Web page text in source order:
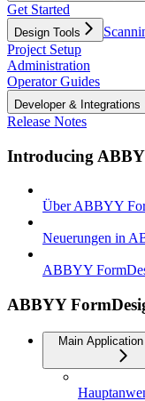
Get Started
Design Tools
Project Setup
Administration
Operator Guides
Developer & Integrations
Release Notes
Introducing
Über ABBYY
Neuerungen in
ABBYY
ABBYY
Main